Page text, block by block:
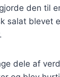
den til
salat blevet
dele af